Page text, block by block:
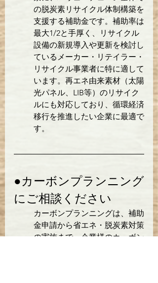
の脱炭素リサイクル体制構築を
支援する補助金です。補助率は
最大1/2と手厚く、リサイクル
設備の新規導入や更新を検討し
ているメーカー・リテイラー・
リサイクル事業者に特に適して
います。再エネ由来素材（太陽
光パネル、LIB等）のリサイク
ルにも対応しており、循環経済
移行を推進したい企業に最適で
す。
●カーボンプランニング
にご相談ください
カーボンプランニングは、補助
金申請から省エネ・脱炭素対策
の実施まで、企業様のカーボン